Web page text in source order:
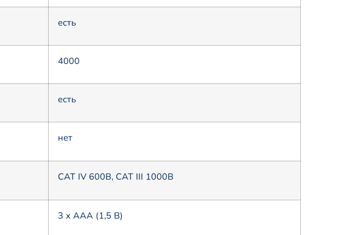
есть
4000
есть
нет
CAT IV 600В, CAT III 1000В
3 х ААА (1,5 В)